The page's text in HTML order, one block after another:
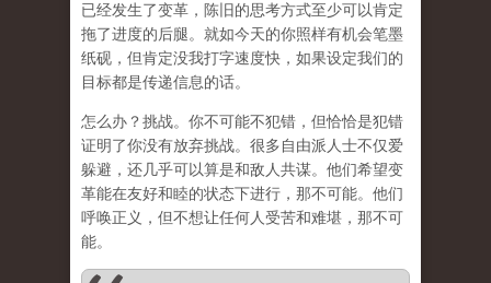
已经发生了变革，陈旧的思考方式至少可以肯定
拖了进度的后腿。就如今天的你照样有机会笔墨
纸砚，但肯定没我打字速度快，如果设定我们的
目标都是传递信息的话。
怎么办？挑战。你不可能不犯错，但恰恰是犯错
证明了你没有放弃挑战。很多自由派人士不仅爱
躲避，还几乎可以算是和敌人共谋。他们希望变
革能在友好和睦的状态下进行，那不可能。他们
呼唤正义，但不想让任何人受苦和难堪，那不可
能。